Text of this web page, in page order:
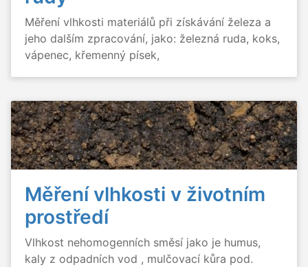
Měření vlhkosti materiálů při získávání železa a
jeho dalším zpracování, jako: železná ruda, koks,
vápenec, křemenný písek,
Měření vlhkosti v životním
prostředí
Vlhkost nehomogenních směsí jako je humus,
kaly z odpadních vod , mulčovací kůra pod.